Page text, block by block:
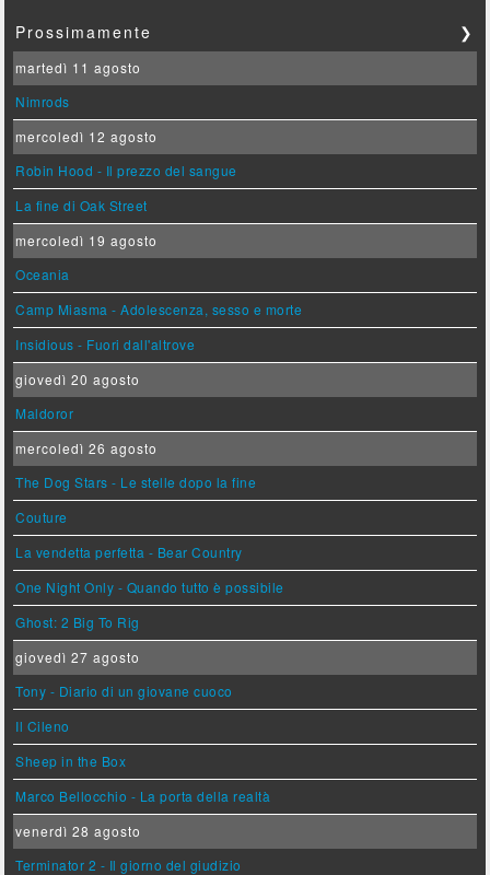
Prossimamente ❯
martedì 11 agosto
Nimrods
mercoledì 12 agosto
Robin Hood - Il prezzo del sangue
La fine di Oak Street
mercoledì 19 agosto
Oceania
Camp Miasma - Adolescenza, sesso e morte
Insidious - Fuori dall'altrove
giovedì 20 agosto
Maldoror
mercoledì 26 agosto
The Dog Stars - Le stelle dopo la fine
Couture
La vendetta perfetta - Bear Country
One Night Only - Quando tutto è possibile
Ghost: 2 Big To Rig
giovedì 27 agosto
Tony - Diario di un giovane cuoco
Il Cileno
Sheep in the Box
Marco Bellocchio - La porta della realtà
venerdì 28 agosto
Terminator 2 - Il giorno del giudizio